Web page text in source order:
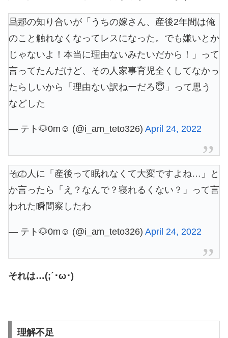
旦那の知り合いが「うちの嫁さん、産後2年間は俺
のこと触れなくなってレスになった。でも嫌いとか
じゃないよ！本当に理由ないみたいだから！」って
言ってたんだけど、その人家事育児全くしてなかっ
たらしいから「理由ない訳ねーだろ😇」って思う
などした
— テト🐶0m☺︎ (@i_am_teto326) April 24, 2022
その人に「産後って眠れなくて大変ですよね…」と
か言ったら「え？なんで？寝れるくない？」って言
われた瞬間察したわ
— テト🐶0m☺︎ (@i_am_teto326) April 24, 2022
それは…(;´･ω･)
理解不足